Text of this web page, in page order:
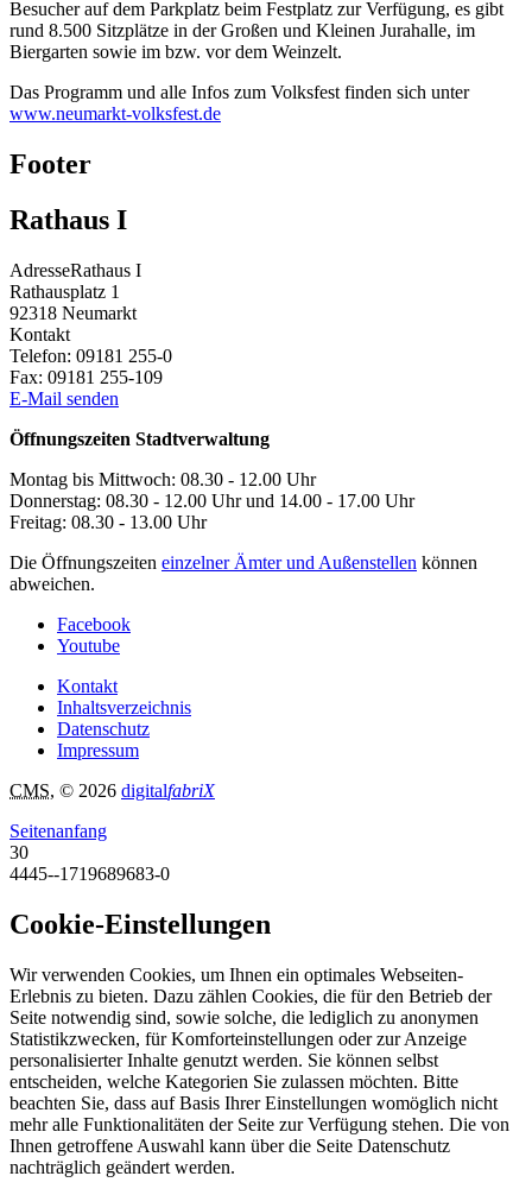
Besucher auf dem Parkplatz beim Festplatz zur Verfügung, es gibt
rund 8.500 Sitzplätze in der Großen und Kleinen Jurahalle, im
Biergarten sowie im bzw. vor dem Weinzelt.
Das Programm und alle Infos zum Volksfest finden sich unter
www.neumarkt-volksfest.de
Footer
Rathaus I
AdresseRathaus I
Rathausplatz 1
92318 Neumarkt
Kontakt
Telefon: 09181 255-0
Fax: 09181 255-109
E-Mail senden
Öffnungszeiten Stadtverwaltung
Montag bis Mittwoch: 08.30 - 12.00 Uhr
Donnerstag: 08.30 - 12.00 Uhr und 14.00 - 17.00 Uhr
Freitag: 08.30 - 13.00 Uhr
Die Öffnungszeiten einzelner Ämter und Außenstellen können
abweichen.
Facebook
Youtube
Kontakt
Inhaltsverzeichnis
Datenschutz
Impressum
CMS, © 2026 digitalfabriX
Seitenanfang
30
4445--1719689683-0
Cookie-Einstellungen
Wir verwenden Cookies, um Ihnen ein optimales Webseiten-
Erlebnis zu bieten. Dazu zählen Cookies, die für den Betrieb der
Seite notwendig sind, sowie solche, die lediglich zu anonymen
Statistikzwecken, für Komforteinstellungen oder zur Anzeige
personalisierter Inhalte genutzt werden. Sie können selbst
entscheiden, welche Kategorien Sie zulassen möchten. Bitte
beachten Sie, dass auf Basis Ihrer Einstellungen womöglich nicht
mehr alle Funktionalitäten der Seite zur Verfügung stehen. Die von
Ihnen getroffene Auswahl kann über die Seite Datenschutz
nachträglich geändert werden.